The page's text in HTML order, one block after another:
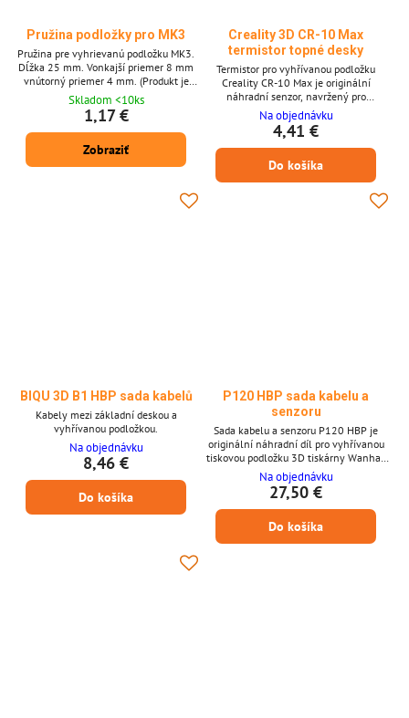
Pružina podložky pro MK3
Pružina pre vyhrievanú podložku MK3.
Dĺžka 25 mm. Vonkajší priemer 8 mm
vnútorný priemer 4 mm. (Produkt je
možné objednať po 1 ks, fotografia je iba
ilustratívna.)
Skladom <10ks
1,17 €
Zobraziť
Creality 3D CR-10 Max
termistor topné desky
Termistor pro vyhřívanou podložku
Creality CR-10 Max je originální
náhradní senzor, navržený pro
monitorování a regulaci teploty
vyhřívané tiskové podložky. Zajišťuje
přesné údaje pro stabilní výkon ohřevu a
konzistentní přilnavost tisku. Klíčové
vlastnosti * OEM termistor pro Creality
CR-10 Max * Poskytuje přesné údaje o
teplotě vyhřívané podložky * Zajišťuje
spolehlivé vyhřívání a stabilitu...
Na objednávku
4,41 €
Do košíka
BIQU 3D B1 HBP sada kabelů
Kabely mezi základní deskou a
vyhřívanou podložkou.
Na objednávku
8,46 €
Do košíka
P120 HBP sada kabelu a
senzoru
Sada kabelu a senzoru P120 HBP je
originální náhradní díl pro vyhřívanou
tiskovou podložku 3D tiskárny Wanhao
Duplicator P120. Sada obsahuje napájecí
kabel a teplotní senzor, zajišťující stabilní
ohřev a přesnou regulaci teploty pro
spolehlivý tisk. Klíčové vlastnosti *
Originální sada kabelu a senzoru HBP
pro Wanhao Duplicator P120 * Zajišťuje
Na objednávku
27,50 €
Do košíka